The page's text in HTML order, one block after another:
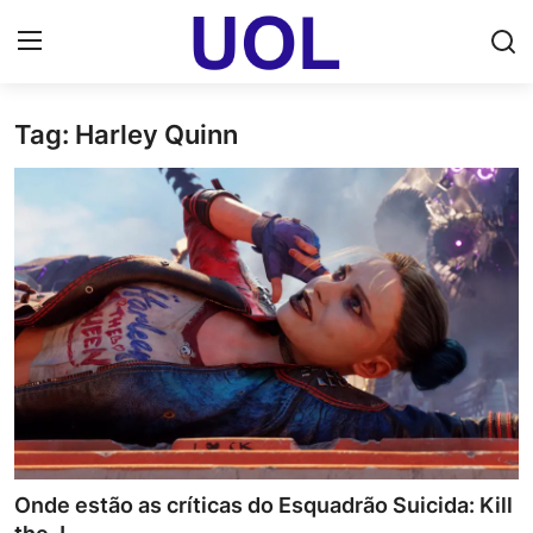
Login
Home
UOL Email Entrar
UOL ADS
Uol pt Bate Papo Gratis
Mundo
Economia
Dólar Cotação de Hoje
Tag: Harley Quinn
Onde estão as críticas do Esquadrão Suicida: Kill